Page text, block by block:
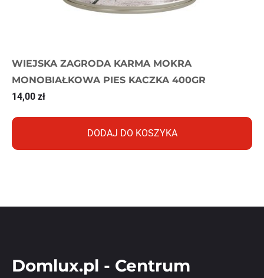
WIEJSKA ZAGRODA KARMA MOKRA
MONOBIAŁKOWA PIES KACZKA 400GR
14,00 zł
DODAJ DO KOSZYKA
Domlux.pl - Centrum